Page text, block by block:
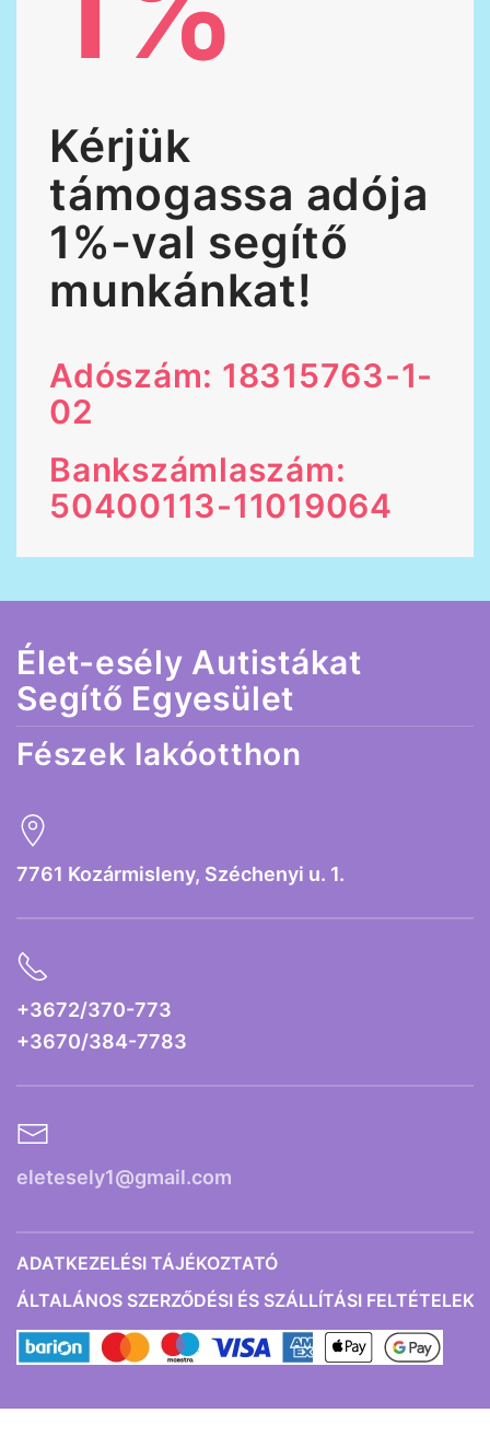
Kérjük
támogassa adója
1%-val segítő
munkánkat!
Adószám: 18315763-1-
02
Bankszámlaszám:
50400113-11019064
Élet-esély Autistákat
Segítő Egyesület
Fészek lakóotthon
7761 Kozármisleny, Széchenyi u. 1.
+3672/370-773
+3670/384-7783
eletesely1@gmail.com
ADATKEZELÉSI TÁJÉKOZTATÓ
ÁLTALÁNOS SZERZŐDÉSI ÉS SZÁLLÍTÁSI FELTÉTELEK